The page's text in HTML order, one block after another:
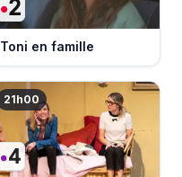
Toni en famille
21h00